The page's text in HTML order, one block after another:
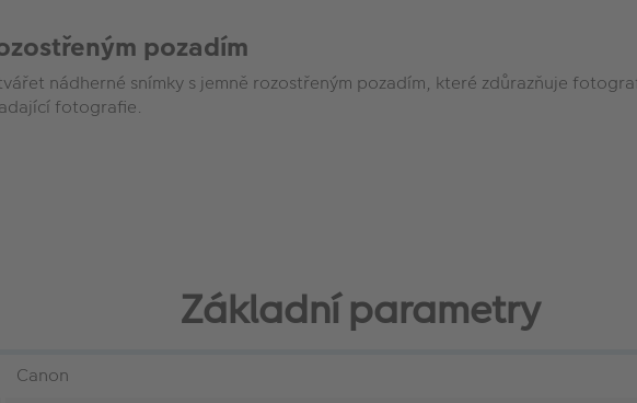
pozadím
nádherné snímky s jemně rozostřeným pozadím, které zdůrazňuje
fotografie.
Základní parametry
Canon